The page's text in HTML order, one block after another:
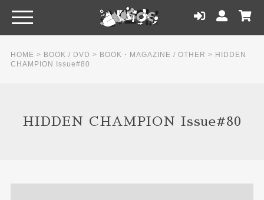
HOME > BOOK / DVD > BOOK・MAGAZINE / OTHER > HIDDEN
CHAMPION Issue#80
HIDDEN CHAMPION Issue#80